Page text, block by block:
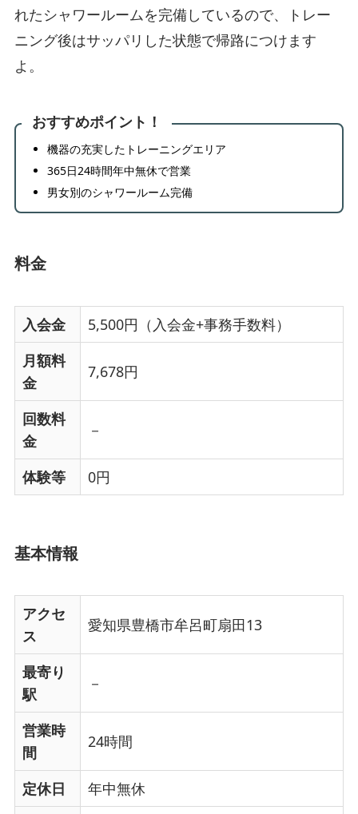
れたシャワールームを完備しているので、トレー
ニング後はサッパリした状態で帰路につけます
よ。
おすすめポイント！
機器の充実したトレーニングエリア
365日24時間年中無休で営業
男女別のシャワールーム完備
料金
入会金
5,500円（入会金+事務手数料）
月額料
金
7,678円
回数料
金
－
体験等 0円
基本情報
アクセ
ス
愛知県豊橋市牟呂町扇田13
最寄り
駅
－
営業時
間
24時間
定休日
年中無休